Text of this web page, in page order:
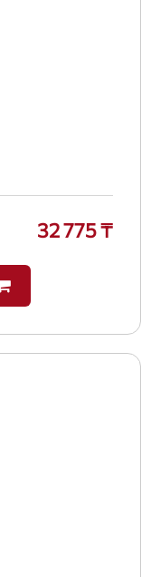
32 775 ₸